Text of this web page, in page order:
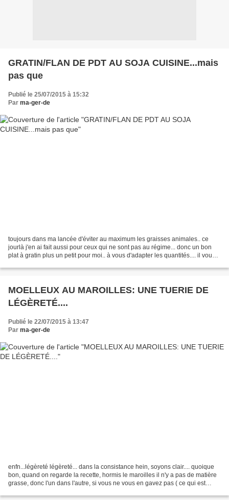
GRATIN/FLAN DE PDT AU SOJA CUISINE...mais
pas que
Publié le 25/07/2015 à 15:32
Par ma-ger-de
toujours dans ma lancée d'éviter au maximum les graisses animales.. ce
jourlà j'en ai fait aussi pour ceux qui ne sont pas au régime... donc un bon
plat à gratin plus un petit pour moi.. à vous d'adapter les quantités.... il vous
MOELLEUX AU MAROILLES: UNE TUERIE DE
LÉGÈRETÉ....
Publié le 22/07/2015 à 13:47
Par ma-ger-de
enfn...légèreté légèreté... dans la consistance hein, soyons clair.... quoique
bon, quand on regarde la recette, hormis le maroilles il n'y a pas de matière
grasse, donc l'un dans l'autre, si vous ne vous en gavez pas ( ce qui est